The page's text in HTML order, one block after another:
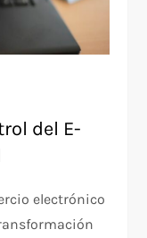
del E-
electrónico